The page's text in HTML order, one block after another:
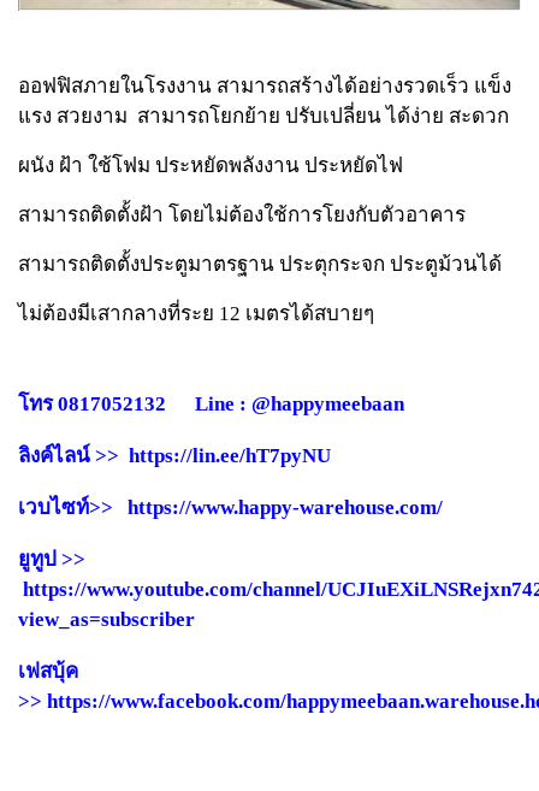
ออฟฟิสภายในโรงงาน สามารถสร้างได้อย่างรวดเร็ว แข็ง
แรง สวยงาม สามารถโยกย้าย ปรับเปลี่ยน ได้ง่าย สะดวก
ผนัง ฝ้า ใช้โฟม ประหยัดพลังงาน ประหยัดไฟ
สามารถติดตั้งฝ้า โดยไม่ต้องใช้การโยงกับตัวอาคาร
สามารถติดตั้งประตูมาตรฐาน ประตุกระจก ประตูม้วนได้
ไม่ต้องมีเสากลางที่ระย 12 เมตรได้สบายๆ
โทร 0817052132 Line : @happymeebaan
ลิงค์ไลน์ >> https://lin.ee/hT7pyNU
เวบไซท์>> https://www.happy-warehouse.com/
ยูทูป >>
https://www.youtube.com/channel/
view_as=subscriber
เฟสบุ้ค
>> https://www.facebook.com/